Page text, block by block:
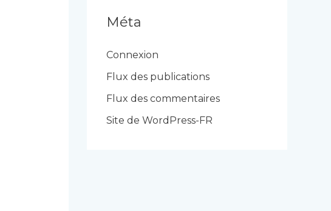
r
i
Méta
Connexion
Flux des publications
Flux des commentaires
Site de WordPress-FR